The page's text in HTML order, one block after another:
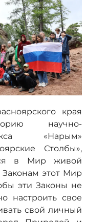
края
научно-
«Нарым»
Столбы»,
в Мир живой
этот Мир
эти Законы не
настроить свое
свой личный